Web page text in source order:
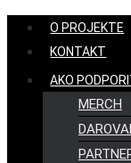
Skip
content
O PROJEKTE
KONTAKT
AKO
MERCH